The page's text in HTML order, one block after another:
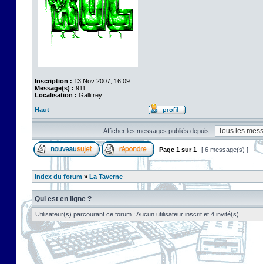
Inscription : 13 Nov 2007, 16:09
Message(s) : 911
Localisation : Gallifrey
Haut
Afficher les messages publiés depuis :
Page 1 sur1 [ 6 message(s) ]
Index du forum » La Taverne
Qui est en ligne ?
Utilisateur(s) parcourant ce forum : Aucun utilisateur inscrit et 4 invité(s)